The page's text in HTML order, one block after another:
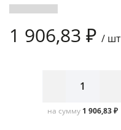
1 906,83 ₽ / шт
на сумму 1 906,83 ₽